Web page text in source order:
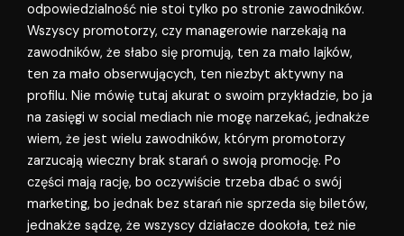
odpowiedzialność nie stoi tylko po stronie zawodników.
Wszyscy promotorzy, czy managerowie narzekają na
zawodników, że słabo się promują, ten za mało lajków,
ten za mało obserwujących, ten niezbyt aktywny na
profilu. Nie mówię tutaj akurat o swoim przykładzie, bo ja
na zasięgi w social mediach nie mogę narzekać, jednakże
wiem, że jest wielu zawodników, którym promotorzy
zarzucają wieczny brak starań o swoją promocję. Po
części mają rację, bo oczywiście trzeba dbać o swój
marketing, bo jednak bez starań nie sprzeda się biletów,
jednakże sądzę, że wszyscy działacze dookoła, też nie